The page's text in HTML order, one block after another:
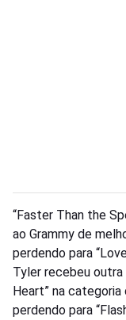
“Faster Than the
ao Grammy de
perdendo para
Tyler recebeu
Heart” na
perdendo para